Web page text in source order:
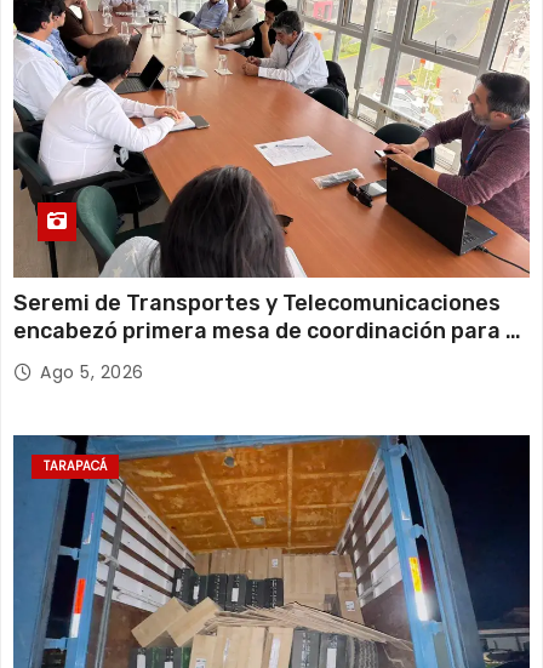
Jueves
Seremi de Transportes y Telecomunicaciones
encabezó primera mesa de coordinación para el
retiro de cables en desuso en Iquique
Ago 5, 2026
TARAPACÁ